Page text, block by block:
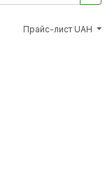
Прайс-лист UAH